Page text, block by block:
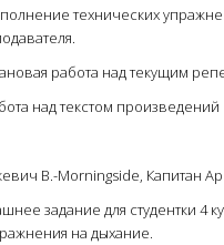
технических
работа над текущим
над текстом
В.-Morningside, Капитан
задание для студентки 4
на дыхание.